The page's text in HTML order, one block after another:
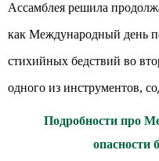
Ассамблея решила
как Международный день
стихийных бедствий во
одного из инструментов,
Подробности про
опасности